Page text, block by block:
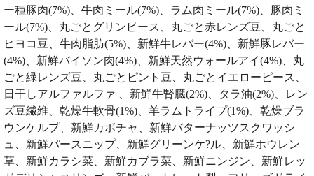
ー種豚肉(7%)、牛肉ミール(7%)、ラム肉ミール(7%)、豚肉ミ
ール(7%)、丸ごとグリンピース、丸ごと赤レンズ豆、丸ごと
ヒヨコ豆、牛肉脂肪(5%)、新鮮牛レバー(4%)、新鮮豚レバー
(4%)、新鮮バイソン肉(4%)、新鮮天然ウォールアイ(4%)、丸
ごと緑レンズ豆、丸ごとピント豆、丸ごとイエローピース、
日干しアルファルファ 、新鮮牛腎臓(2%)、タラ油(2%)、レン
ズ豆繊維、乾燥牛軟骨(1%)、羊ラムトライプ(1%)、乾燥ブラ
ウンケルプ、新鮮カボチャ、新鮮バターナッツスクワッシ
ュ、新鮮パースニップ、新鮮グリーンケ?ル、新鮮ホウレン
草、新鮮カラシ菜、新鮮カブラ菜、新鮮ニンジン、新鮮レッ